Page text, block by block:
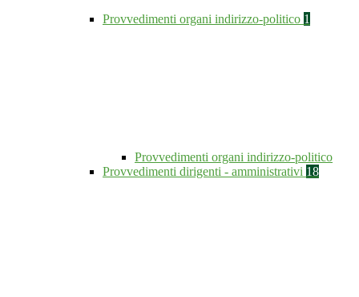
Provvedimenti organi indirizzo-politico 1
Provvedimenti organi indirizzo-politico
Provvedimenti dirigenti - amministrativi 18